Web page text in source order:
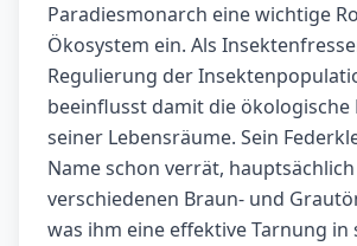
Paradiesmonarch eine wichtige
Ökosystem ein. Als
Regulierung der
beeinflusst damit die ökologische
seiner Lebensräume. Sein
Name schon verrät,
verschiedenen Braun- und
was ihm eine effektive Tarnung in